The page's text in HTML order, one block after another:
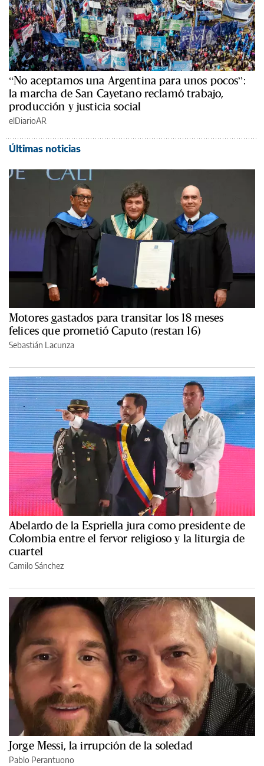
“No aceptamos una Argentina para unos pocos”:
la marcha de San Cayetano reclamó trabajo,
producción y justicia social
elDiarioAR
Últimas noticias
Motores gastados para transitar los 18 meses
felices que prometió Caputo (restan 16)
Sebastián Lacunza
Abelardo de la Espriella jura como presidente de
Colombia entre el fervor religioso y la liturgia de
cuartel
Camilo Sánchez
Jorge Messi, la irrupción de la soledad
Pablo Perantuono